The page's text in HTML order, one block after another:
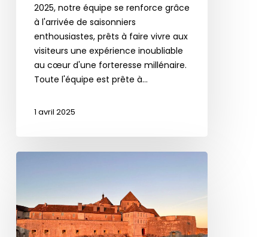
2025, notre équipe se renforce grâce
à l'arrivée de saisonniers
enthousiastes, prêts à faire vivre aux
visiteurs une expérience inoubliable
au cœur d'une forteresse millénaire.
Toute l'équipe est prête à…
1 avril 2025
Clôture
Saison
2024
au